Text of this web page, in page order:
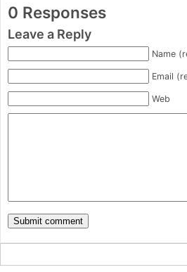
0 Responses
Leave a Reply
Name
Email
Web